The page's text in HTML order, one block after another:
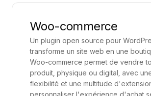
Woo-commerce
Un plugin open source pour
transforme un site web en une
Woo-commerce permet de vendre
produit, physique ou digital, avec
flexibilité et une multitude
personnaliser l'expérience d'achat